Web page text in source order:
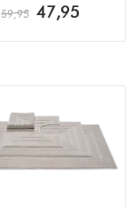
59,95 47,95